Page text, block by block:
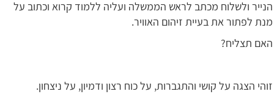
הנייר ולשלוח מכתב לראש הממשלה ועליה ללמוד קרוא וכתוב על
מנת לפתור את בעיית זיהום האוויר.
האם תצליח?
זוהי הצגה על קושי והתגברות, על כוח רצון ודמיון, על ניצחון.